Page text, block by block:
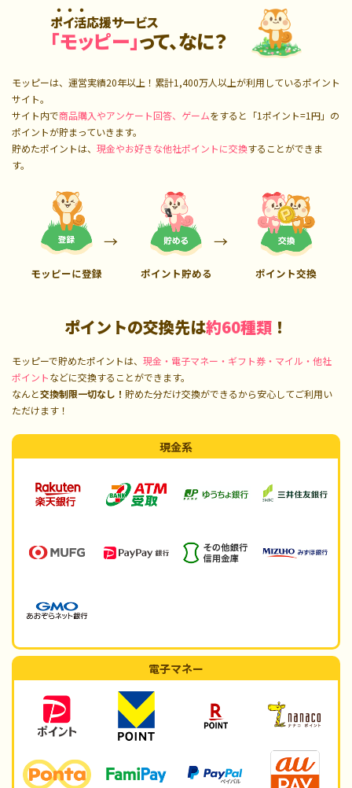
ポイ活応援サービス
「モッピー」って、なに？
モッピーは、運営実績20年以上！累計1,400万人以上が利用しているポイント
サイト。
サイト内で商品購入やアンケート回答、ゲームをすると「1ポイント=1円」の
ポイントが貯まっていきます。
貯めたポイントは、 現金やお好きな他社ポイントに交換することができま
す。
モッピーに登録 ポイント貯める ポイント交換
ポイントの交換先は約60種類 ！
モッピーで貯めたポイントは、 現金・電子マネー・ギフト券・マイル・他社
ポイントなどに交換することができます。
なんと交換制限一切なし！ 貯めた分だけ交換ができるから安心してご利用い
ただけます！
現金系
電子マネー